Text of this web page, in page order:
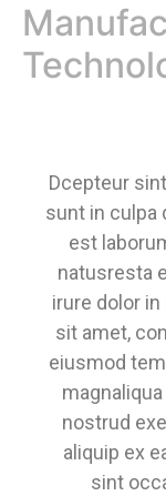
Dcepteur
sunt in culpa
est
natusresta
irure dolor
sit amet,
eiusmod
nostrud
aliquip ex
sint